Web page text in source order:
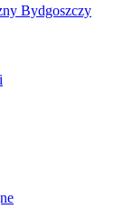
Bydgoszczy